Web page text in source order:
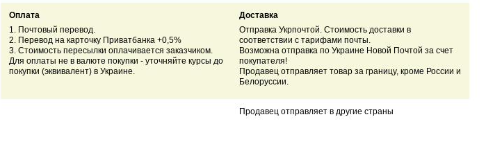
Оплата
1. Почтовый перевод.
2. Перевод на карточку Приватбанка +0,5%
3. Стоимость пересылки оплачивается заказчиком.
Для оплаты не в валюте покупки - уточняйте курсы до
покупки (эквивалент) в Украине.
Доставка
Отправка Укрпочтой. Стоимость доставки в
соответствии с тарифами почты.
Возможна отправка по Украине Новой Почтой за счет
покупателя!
Продавец отправляет товар за границу, кроме России и
Белоруссии.
Продавец отправляет в другие страны